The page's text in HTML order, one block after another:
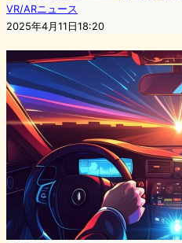
VR/ARニュース
2025年4月11日18:20